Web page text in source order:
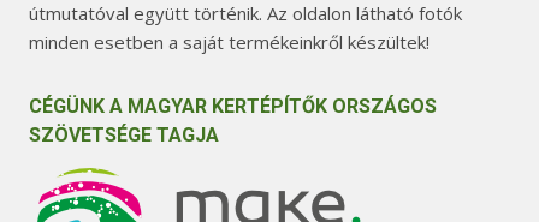
útmutatóval együtt történik. Az oldalon látható fotók
minden esetben a saját termékeinkről készültek!
CÉGÜNK A MAGYAR KERTÉPÍTŐK ORSZÁGOS
SZÖVETSÉGE TAGJA